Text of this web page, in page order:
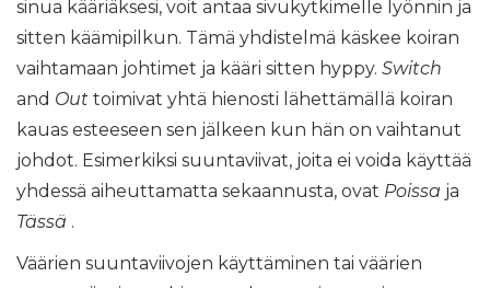
sinua kääriäksesi, voit antaa sivukytkimelle lyönnin ja
sitten käämipilkun. Tämä yhdistelmä käskee koiran
vaihtamaan johtimet ja kääri sitten hyppy. Switch
and Out toimivat yhtä hienosti lähettämällä koiran
kauas esteeseen sen jälkeen kun hän on vaihtanut
johdot. Esimerkiksi suuntaviivat, joita ei voida käyttää
yhdessä aiheuttamatta sekaannusta, ovat Poissa ja
Tässä .
Väärien suuntaviivojen käyttäminen tai väärien